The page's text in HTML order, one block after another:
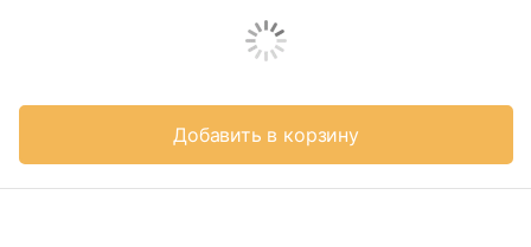
Добавить в корзину